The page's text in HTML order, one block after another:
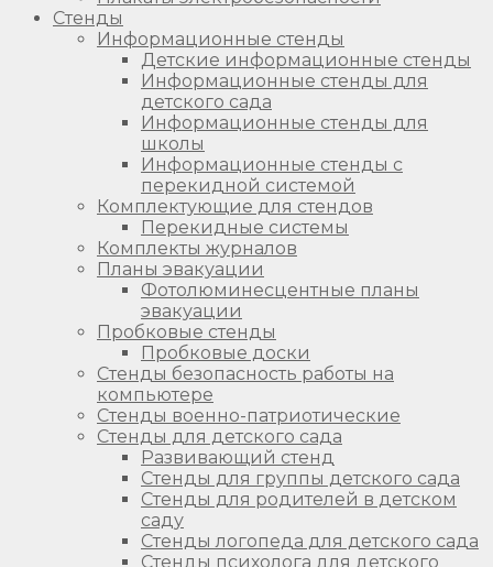
Стенды
Информационные стенды
Детские информационные стенды
Информационные стенды для
детского сада
Информационные стенды для
школы
Информационные стенды с
перекидной системой
Комплектующие для стендов
Перекидные системы
Комплекты журналов
Планы эвакуации
Фотолюминесцентные планы
эвакуации
Пробковые стенды
Пробковые доски
Стенды безопасность работы на
компьютере
Стенды военно-патриотические
Стенды для детского сада
Развивающий стенд
Стенды для группы детского сада
Стенды для родителей в детском
саду
Стенды логопеда для детского сада
Стенды психолога для детского